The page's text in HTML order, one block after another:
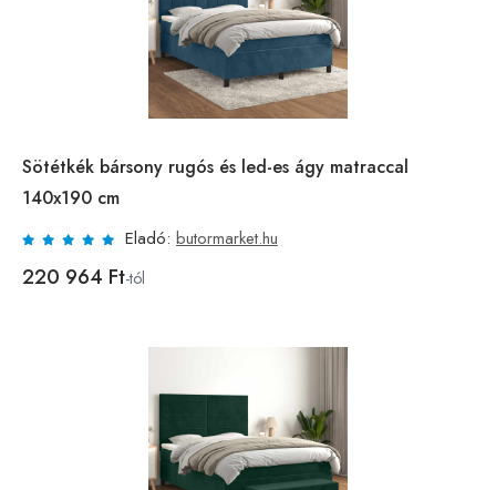
Sötétkék bársony rugós és led-es ágy matraccal
140x190 cm
Eladó: butormarket.hu
220 964 Ft-tól